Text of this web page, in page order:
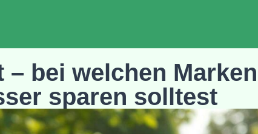
– bei welchen Marken
sparen solltest